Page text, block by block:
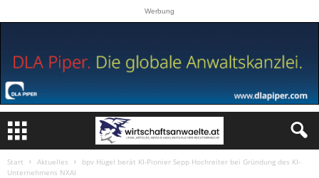
Werbung
Start Aktuelles
bpv Hügel berät KI-Pionier Sepp Hochreiter bei Gründung des KI-
Unternehmens NXAI